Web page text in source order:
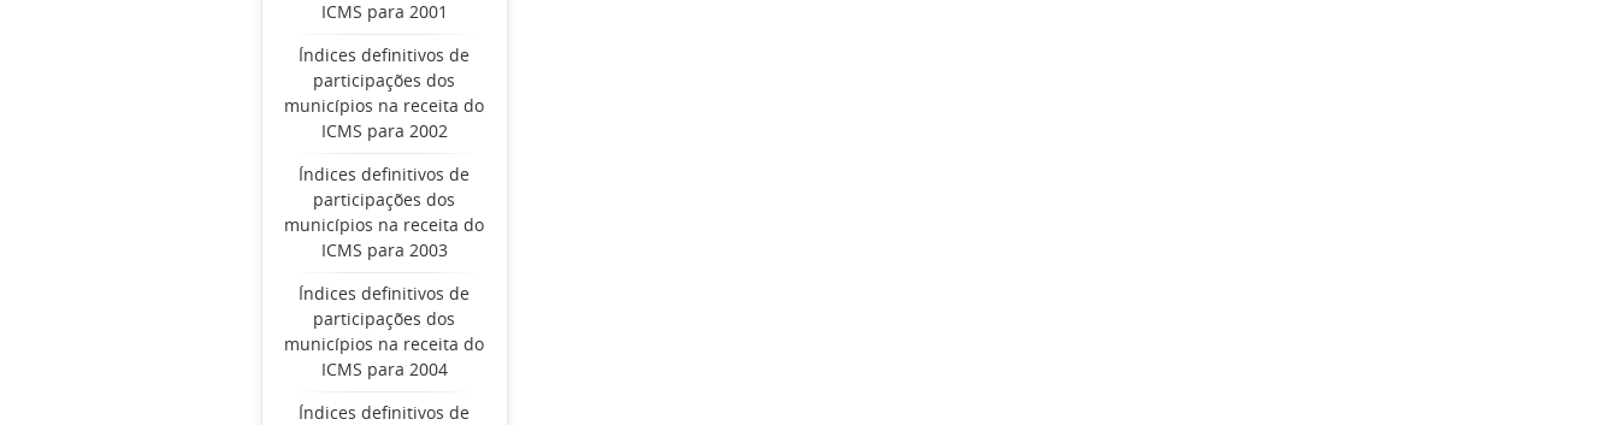
ICMS para 2001
Índices definitivos de
participações dos
municípios na receita do
ICMS para 2002
Índices definitivos de
participações dos
municípios na receita do
ICMS para 2003
Índices definitivos de
participações dos
municípios na receita do
ICMS para 2004
Índices definitivos de